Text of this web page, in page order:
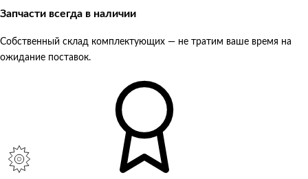
Запчасти всегда в наличии
Собственный склад комплектующих — не тратим ваше время на
ожидание поставок.